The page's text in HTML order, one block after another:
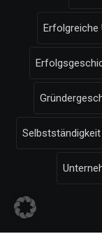
Erfolgreiche
Selbstständigkeit